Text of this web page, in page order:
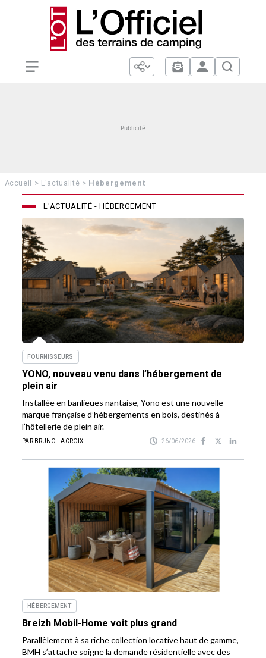
Accueil > L'actualité > Hébergement
L'ACTUALITÉ - HÉBERGEMENT
FOURNISSEURS
YONO, nouveau venu dans l’hébergement de
plein air
Installée en banlieues nantaise, Yono est une nouvelle
marque française d’hébergements en bois, destinés à
l’hôtellerie de plein air.
PAR BRUNO LACROIX 26/06/2026
HÉBERGEMENT
Breizh Mobil-Home voit plus grand
Parallèlement à sa riche collection locative haut de gamme,
BMH s’attache soigne la demande résidentielle avec des